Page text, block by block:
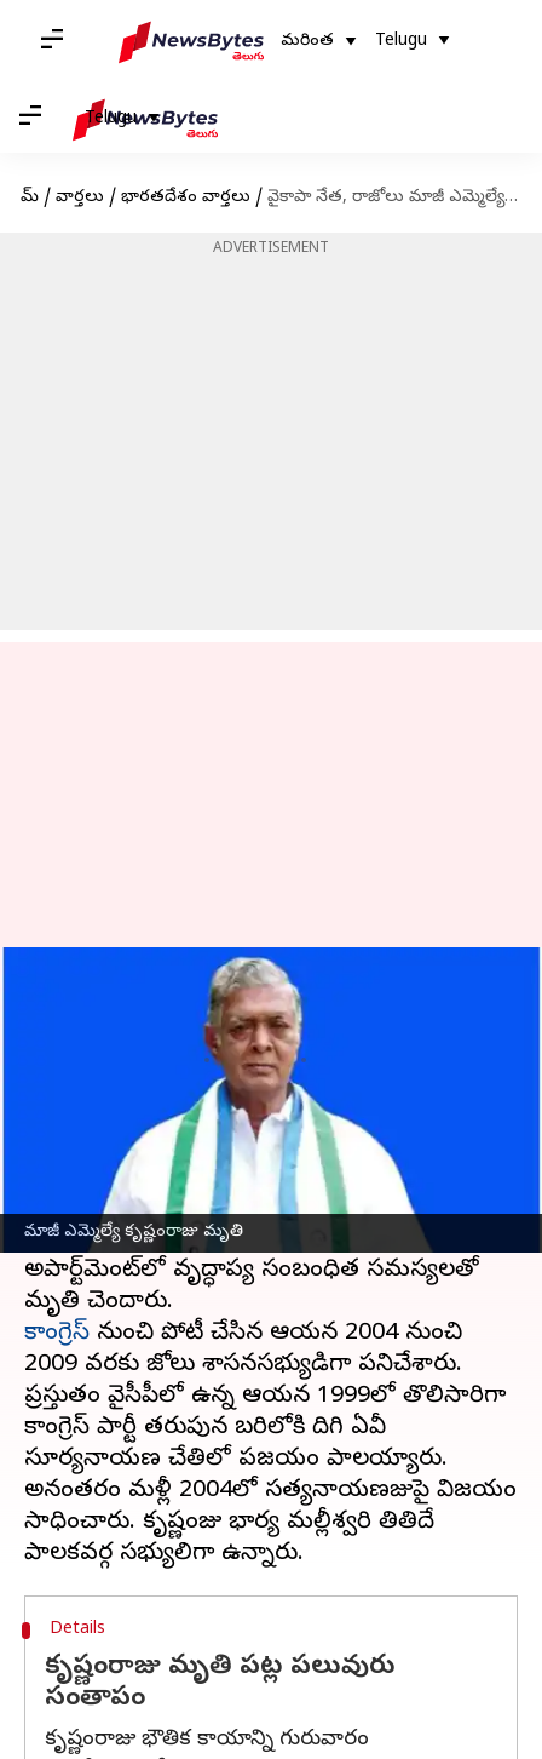
మరింత Telugu
Telugu
హోమ్ / వార్తలు / భారతదేశం వార్తలు / వైకాపా నేత, రాజోలు మాజీ ఎమ్మెల్యే కృష్ణంరాజు కన్నుమూత
ADVERTISEMENT
మాజీ ఎమ్మెల్యే కృష్ణంరాజు మృతి
వైకాపా నేత, రాజోలు మాజీ ఎమ్మెల్యే
కృష్ణంరాజు కన్నుమూత
Jul 13, 2023
ఈ వార్తాకథనం ఏంటి
రాజోలు నియోజకవర్గ మాజీ ఎమ్మెల్యే అల్లూరి
కృష్ణంరాజు(83) అనారోగ్యంతో కన్నుమూశారు.
బుధవారం హైదరాబాద్‌లోని మాదాపూర్ లోని తన
అపార్ట్‌మెంట్‌లో వృద్ధాప్య సంబంధిత సమస్యలతో
కాంగ్రెస్ నుంచి పోటీ చేసిన ఆయన 2004 నుంచి
2009 వరకు రాజోలు శాసనసభ్యుడిగా పనిచేశారు.
ప్రస్తుతం వైసీపీలో ఉన్న ఆయన 1999లో తొలిసారిగా
కాంగ్రెస్ పార్టీ తరుపున బరిలోకి దిగి ఏవీ
సూర్యనారాయణ చేతిలో పరాజయం పాలయ్యారు.
అనంతరం మళ్లీ 2004లో సత్యనారాయణరాజుపై విజయం
సాధించారు. కృష్ణంరాజు భార్య మల్లీశ్వరి తితిదే
Details
కృష్ణంరాజు మృతి పట్ల పలువురు
సంతాపం
కృష్ణంరాజు భౌతిక కాయాన్ని గురువారం